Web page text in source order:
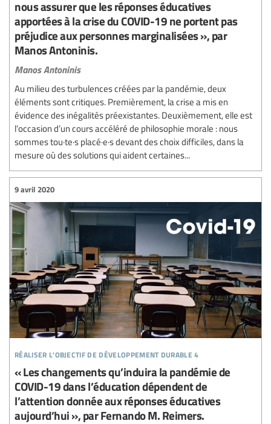
nous assurer que les réponses éducatives
apportées à la crise du COVID-19 ne portent pas
préjudice aux personnes marginalisées », par
Manos Antoninis.
Manos Antoninis
Au milieu des turbulences créées par la pandémie, deux
éléments sont critiques. Premièrement, la crise a mis en
évidence des inégalités préexistantes. Deuxièmement, elle est
l’occasion d’un cours accéléré de philosophie morale : nous
sommes tou·te·s placé·e·s devant des choix difficiles, dans la
mesure où des solutions qui aident certaines...
réaliser l’objectif de développement durable 4
9 avril 2020
« Les changements qu’induira la pandémie de
COVID-19 dans l’éducation dépendent de
l’attention donnée aux réponses éducatives
aujourd’hui », par Fernando M. Reimers.